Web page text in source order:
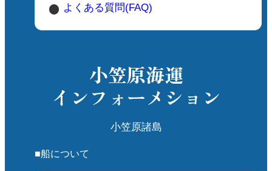
よくある質問(FAQ)
小笠原海運
インフォーメション
小笠原諸島
■船について